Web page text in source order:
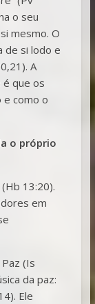
o seu
mesmo. O
de si lodo e
A
é que os
e como o
o próprio
13:20).
em
(Is
da paz:
Ele